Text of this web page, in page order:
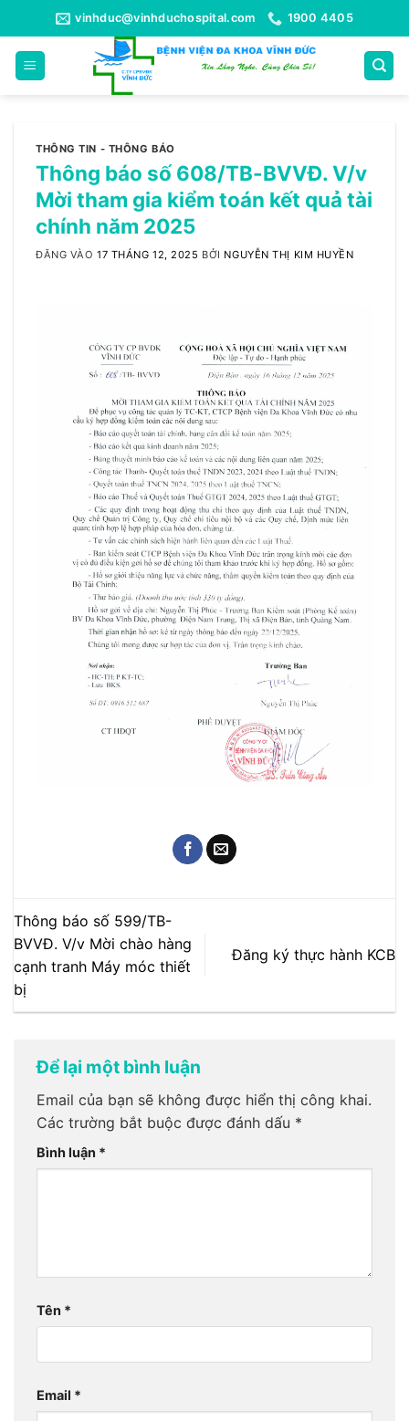
qua
nội
dung
vinhduc@vinhduchospital.com 1900 4405
THÔNG TIN - THÔNG BÁO
Thông báo số 608/TB-BVVĐ. V/v
Mời tham gia kiểm toán kết quả tài
chính năm 2025
ĐĂNG VÀO17 THÁNG 12, 2025 BỞI NGUYỄN THỊ KIM HUYỀN
Thông báo số 599/TB-
BVVĐ. V/v Mời chào hàng
cạnh tranh Máy móc thiết
bị
Đăng ký thực hành KCB
Để lại một bình luận
Email của bạn sẽ không được hiển thị công khai.
Các trường bắt buộc được đánh dấu *
Bình luận *
Tên *
Email *